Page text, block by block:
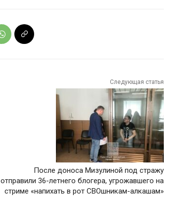
Следующая статья
После доноса Мизулиной под стражу
отправили 36-летнего блогера, угрожавшего на
стриме «напихать в рот СВОшникам-алкашам»